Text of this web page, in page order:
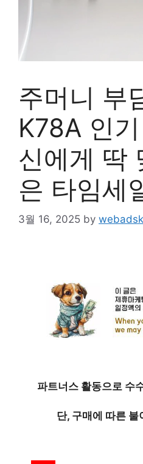
주머니 부
K78A 인
신에게 딱
은 타임세
3월 16, 2025 by
파트너스 활동으로 수
단, 구매에 따른